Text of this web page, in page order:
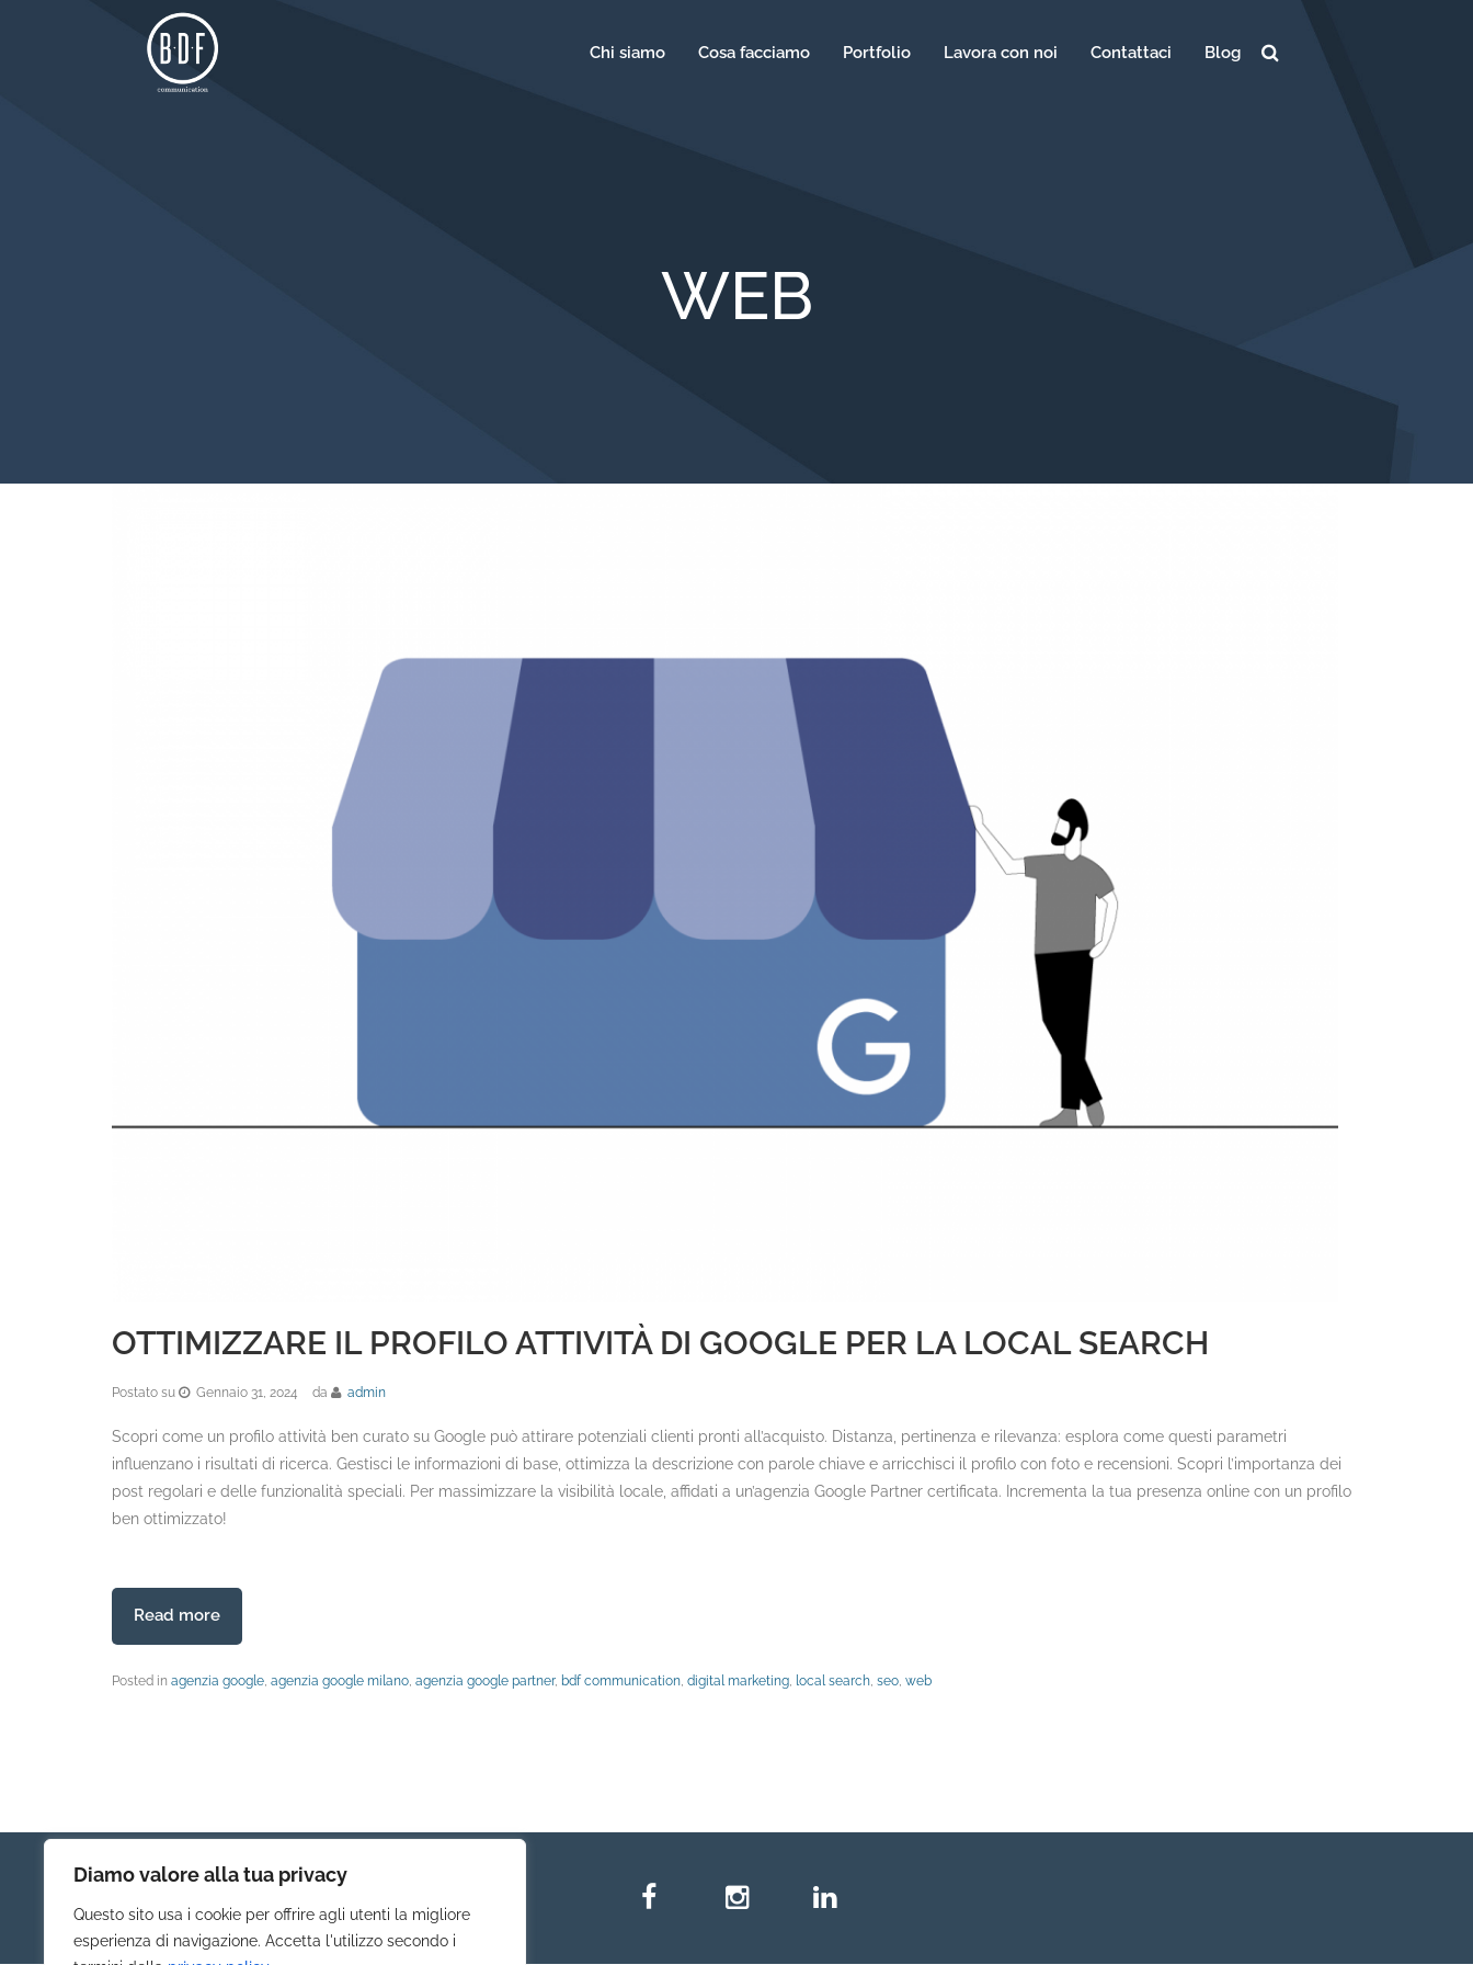
Diamo valore alla tua privacy
Questo sito usa i cookie per offrire agli utenti la migliore
esperienza di navigazione. Accetta l'utilizzo secondo i
Chi siamo Cosa facciamo Portfolio Lavora con noi Contattaci Blog
Ricerca
WEB
OTTIMIZZARE IL PROFILO ATTIVITÀ DI GOOGLE PER LA LOCAL SEARCH
Postato su Gennaio 31, 2024 da admin
Scopri come un profilo attività ben curato su Google può attirare potenziali clienti pronti all’acquisto. Distanza, pertinenza e rilevanza: esplora come questi parametri
influenzano i risultati di ricerca. Gestisci le informazioni di base, ottimizza la descrizione con parole chiave e arricchisci il profilo con foto e recensioni. Scopri l’importanza dei
post regolari e delle funzionalità speciali. Per massimizzare la visibilità locale, affidati a un’agenzia Google Partner certificata. Incrementa la tua presenza online con un profilo
ben ottimizzato!
Read more
Posted in agenzia google, agenzia google milano, agenzia google partner, bdf communication, digital marketing, local search, seo, web